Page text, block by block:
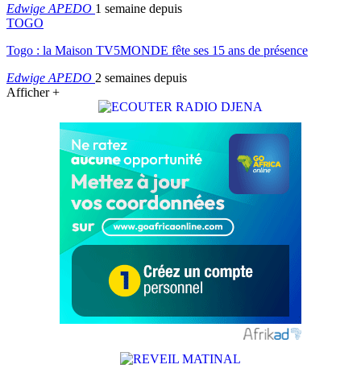
Edwige APEDO 1 semaine depuis
TOGO
Togo : la Maison TV5MONDE fête ses 15 ans de présence
Edwige APEDO 2 semaines depuis
Afficher +